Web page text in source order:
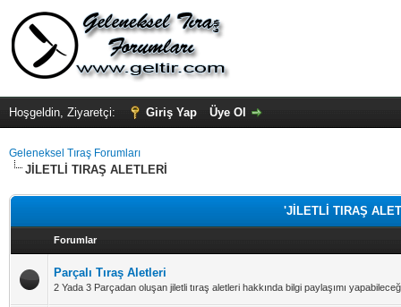
Hoşgeldin, Ziyaretçi: Giriş Yap Üye Ol
Geleneksel Tıraş Forumları
JİLETLİ TIRAŞ ALETLERİ
'JİLETLİ TIRAŞ
Forumlar
Parçalı Tıraş Aletleri
2 Yada 3 Parçadan oluşan jiletli tıraş aletleri hakkında bilgi paylaşımı